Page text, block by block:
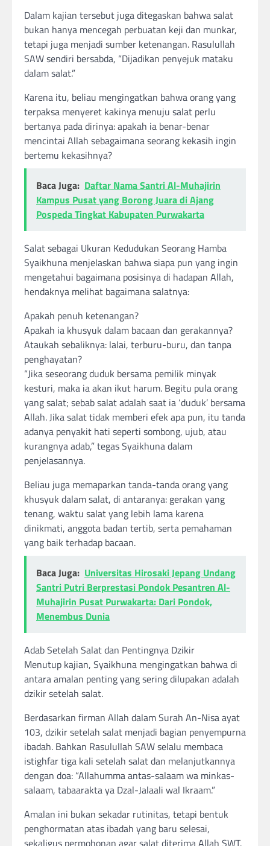
Dalam kajian tersebut juga ditegaskan bahwa salat
bukan hanya mencegah perbuatan keji dan munkar,
tetapi juga menjadi sumber ketenangan. Rasulullah
SAW sendiri bersabda, “Dijadikan penyejuk mataku
dalam salat.”
Karena itu, beliau mengingatkan bahwa orang yang
terpaksa menyeret kakinya menuju salat perlu
bertanya pada dirinya: apakah ia benar-benar
mencintai Allah sebagaimana seorang kekasih ingin
bertemu kekasihnya?
Baca Juga: Daftar Nama Santri Al-Muhajirin
Kampus Pusat yang Borong Juara di Ajang
Pospeda Tingkat Kabupaten Purwakarta
Salat sebagai Ukuran Kedudukan Seorang Hamba
Syaikhuna menjelaskan bahwa siapa pun yang ingin
mengetahui bagaimana posisinya di hadapan Allah,
hendaknya melihat bagaimana salatnya:
Apakah penuh ketenangan?
Apakah ia khusyuk dalam bacaan dan gerakannya?
Ataukah sebaliknya: lalai, terburu-buru, dan tanpa
penghayatan?
“Jika seseorang duduk bersama pemilik minyak
kesturi, maka ia akan ikut harum. Begitu pula orang
yang salat; sebab salat adalah saat ia ‘duduk’ bersama
Allah. Jika salat tidak memberi efek apa pun, itu tanda
adanya penyakit hati seperti sombong, ujub, atau
kurangnya adab,” tegas Syaikhuna dalam
penjelasannya.
Beliau juga memaparkan tanda-tanda orang yang
khusyuk dalam salat, di antaranya: gerakan yang
tenang, waktu salat yang lebih lama karena
dinikmati, anggota badan tertib, serta pemahaman
yang baik terhadap bacaan.
Baca Juga: Universitas Hirosaki Jepang Undang
Santri Putri Berprestasi Pondok Pesantren Al-
Muhajirin Pusat Purwakarta: Dari Pondok,
Menembus Dunia
Adab Setelah Salat dan Pentingnya Dzikir
Menutup kajian, Syaikhuna mengingatkan bahwa di
antara amalan penting yang sering dilupakan adalah
dzikir setelah salat.
Berdasarkan firman Allah dalam Surah An-Nisa ayat
103, dzikir setelah salat menjadi bagian penyempurna
ibadah. Bahkan Rasulullah SAW selalu membaca
istighfar tiga kali setelah salat dan melanjutkannya
dengan doa: “Allahumma antas-salaam wa minkas-
salaam, tabaarakta ya Dzal-Jalaali wal Ikraam.”
Amalan ini bukan sekadar rutinitas, tetapi bentuk
penghormatan atas ibadah yang baru selesai,